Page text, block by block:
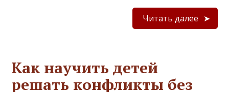
Читать далее
Как научить детей
решать конфликты без